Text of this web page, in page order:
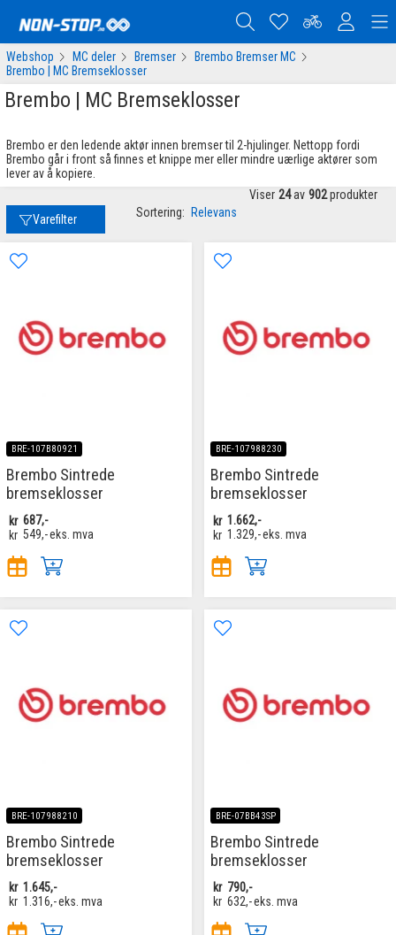
Webshop MC deler Bremser
Brembo Bremser MC
Brembo | MC Bremseklosser
Brembo | MC Bremseklosser
Brembo er den ledende aktør innen bremser til 2-hjulinger. Nettopp fordi
Brembo går i front så finnes et knippe mer eller mindre uærlige aktører som
lever av å kopiere.
Varefilter Sortering: Relevans
Viser 24 av 902 produkter
BRE-107B80921
Brembo Sintrede
bremseklosser
kr 687,-
kr 549,-eks. mva
BRE-107988230
Brembo Sintrede
bremseklosser
kr 1.662,-
kr 1.329,-eks. mva
BRE-107988210
Brembo Sintrede
bremseklosser
kr 1.645,-
kr 1.316,-eks. mva
BRE-07BB43SP
Brembo Sintrede
bremseklosser
kr 790,-
kr 632,-eks. mva